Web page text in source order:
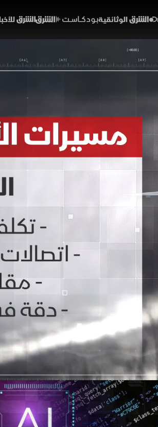
الضوئية..
ستريت جورنال تطوير الحرس الثوري
من الإشارات اللاسلكية، مما
ونقل الإمدادات، لكنها
إيران وإسرائيل